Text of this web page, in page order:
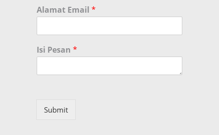
Alamat Email *
Isi Pesan *
Submit